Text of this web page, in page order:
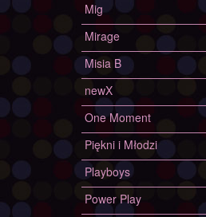
Mig
Mirage
Misia B
newX
One Moment
Piękni i Młodzi
Playboys
Power Play